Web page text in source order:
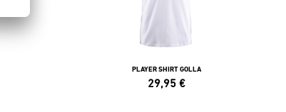
PLAYER SHIRT GOLLA
29,95 €